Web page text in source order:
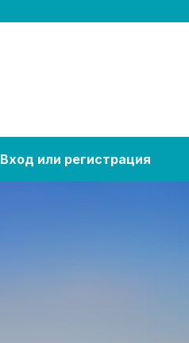
Вход или регистрация